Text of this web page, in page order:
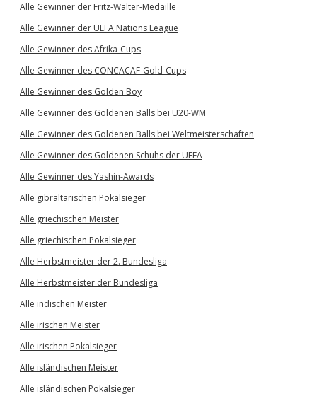
Alle Gewinner der Fritz-Walter-Medaille
Alle Gewinner der UEFA Nations League
Alle Gewinner des Afrika-Cups
Alle Gewinner des CONCACAF-Gold-Cups
Alle Gewinner des Golden Boy
Alle Gewinner des Goldenen Balls bei U20-WM
Alle Gewinner des Goldenen Balls bei Weltmeisterschaften
Alle Gewinner des Goldenen Schuhs der UEFA
Alle Gewinner des Yashin-Awards
Alle gibraltarischen Pokalsieger
Alle griechischen Meister
Alle griechischen Pokalsieger
Alle Herbstmeister der 2. Bundesliga
Alle Herbstmeister der Bundesliga
Alle indischen Meister
Alle irischen Meister
Alle irischen Pokalsieger
Alle isländischen Meister
Alle isländischen Pokalsieger